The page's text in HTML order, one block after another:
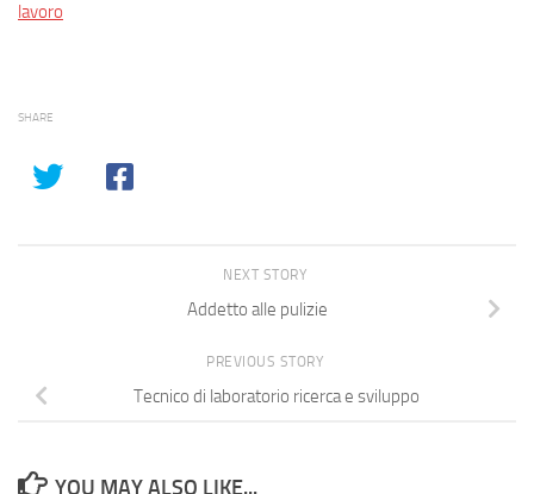
lavoro
SHARE
NEXT STORY
Addetto alle pulizie
PREVIOUS STORY
Tecnico di laboratorio ricerca e sviluppo
YOU MAY ALSO LIKE...